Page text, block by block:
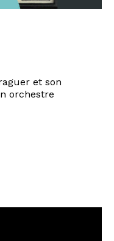
et son
orchestre